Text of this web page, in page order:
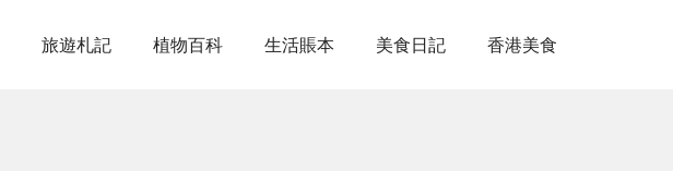
旅遊札記 植物百科 生活賬本 美食日記 香港美食